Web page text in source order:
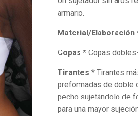
armario.
Material/Elaboración
Copas * Copas
Tirantes * Tirantes
preformadas de doble
pecho sujetándolo de
para una mayor